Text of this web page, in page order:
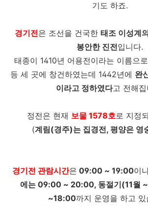
기도 하죠.
경기전은 조선을 건국한 태조 이성계
봉안한 진전입니다.
태종이 1410년 어용전이라는 이름으로
등 세 곳에 창건하였는데 1442년에 완
이라고 정하였다고 전해집
정전은 현재 보물 1578호로 지정
(계림(경주)는 집경전, 평양은 영
경기전 관람시간은 09:00 ~ 19:00이
에는 09:00 ~ 20:00, 동절기(11월
~18:00까지 운영을 하고 있